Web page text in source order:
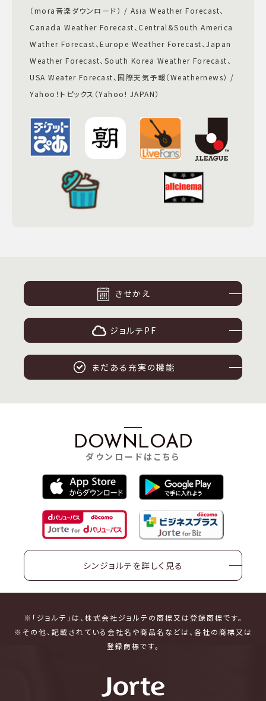
（mora音楽ダウンロード） / Asia Weather Forecast、
Canada Weather Forecast、Central&South America
Wather Forecast、Europe Weather Forecast、Japan
Weather Forecast、South Korea Weather Forecast、
USA Weater Forecast、国際天気予報（Weathernews） /
Yahoo！トピックス（Yahoo! JAPAN）
きせかえ
ジョルテPF
まだある充実の機能
DOWNLOAD
ダウンロードはこちら
シンジョルテを詳しく見る
※「ジョルテ」は、株式会社ジョルテの商標又は登録商標です。
※その他、記載されている会社名や商品名などは、各社の商標又は
登録商標です。